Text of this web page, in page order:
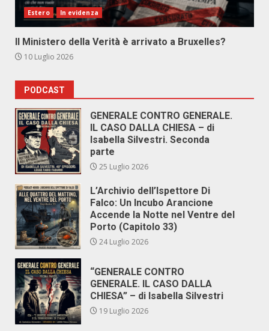
Estero In evidenza
Il Ministero della Verità è arrivato a Bruxelles?
10 Luglio 2026
PODCAST
GENERALE CONTRO GENERALE.
IL CASO DALLA CHIESA – di
Isabella Silvestri. Seconda
parte
25 Luglio 2026
L’Archivio dell’Ispettore Di
Falco: Un Incubo Arancione
Accende la Notte nel Ventre del
Porto (Capitolo 33)
24 Luglio 2026
“GENERALE CONTRO
GENERALE. IL CASO DALLA
CHIESA” – di Isabella Silvestri
19 Luglio 2026